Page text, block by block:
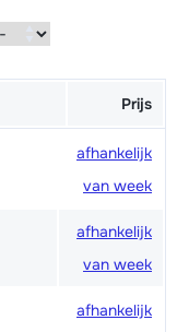
Prijs
afhankelijk
van week
afhankelijk
van week
afhankelijk